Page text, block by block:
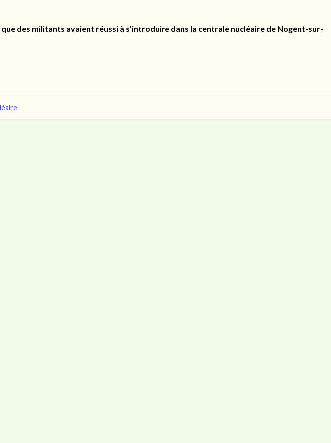
des militants avaient réussi à s'introduire dans la centrale nucléaire de Nogent-sur-